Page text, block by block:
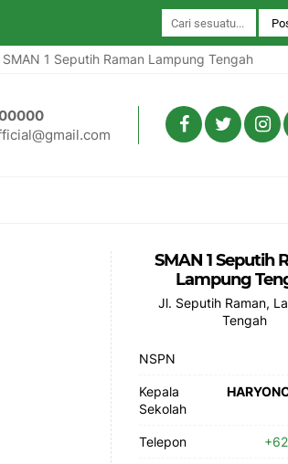
1 Seputih Raman Lampung Tengah
SMAN 1 Seputih
Lampung
Jl. Seputih Raman,
Tengah
NSPN
Kepala
Sekolah
Telepon